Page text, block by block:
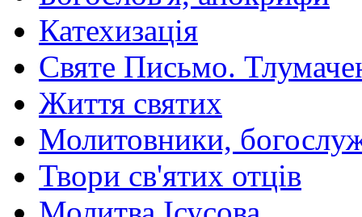
Катехизація
Святе Письмо.
Життя святих
Молитовники,
Твори св'ятих отців